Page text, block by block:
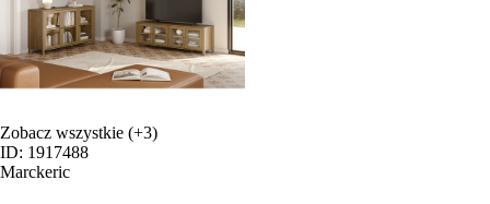
Zobacz wszystkie (+3)
ID: 1917488
Marckeric